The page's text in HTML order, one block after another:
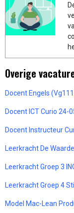
Overige
Docent Engels
Docent ICT Curio 24-
Docent Instructeur
Leerkracht De
Leerkracht Groep 3
Leerkracht Groep 4
Model Mac-Lean